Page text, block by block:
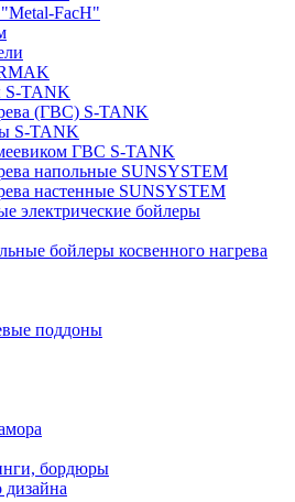
FacH"
S-TANK
(ГВС) S-TANK
S-TANK
ГВС S-TANK
напольные SUNSYSTEM
настенные SUNSYSTEM
электрические бойлеры
бойлеры косвенного нагрева
поддоны
бордюры